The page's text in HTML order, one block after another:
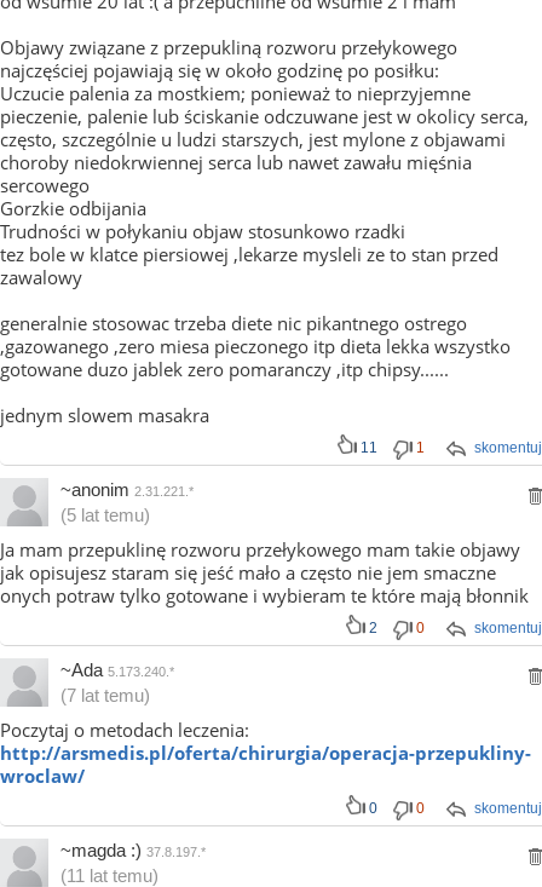
Objawy związane z przepukliną rozworu przełykowego
najczęściej pojawiają się w około godzinę po posiłku:
Uczucie palenia za mostkiem; ponieważ to nieprzyjemne
pieczenie, palenie lub ściskanie odczuwane jest w okolicy serca,
często, szczególnie u ludzi starszych, jest mylone z objawami
choroby niedokrwiennej serca lub nawet zawału mięśnia
sercowego
Gorzkie odbijania
Trudności w połykaniu objaw stosunkowo rzadki
tez bole w klatce piersiowej ,lekarze mysleli ze to stan przed
zawalowy
generalnie stosowac trzeba diete nic pikantnego ostrego
,gazowanego ,zero miesa pieczonego itp dieta lekka wszystko
gotowane duzo jablek zero pomaranczy ,itp chipsy......
jednym slowem masakra
skomentuj
11 1
~anonim 2.31.221.*
(5 lat temu)
Ja mam przepuklinę rozworu przełykowego mam takie objawy
jak opisujesz staram się jeść mało a często nie jem smaczne
onych potraw tylko gotowane i wybieram te które mają błonnik
skomentuj
2 0
~Ada 5.173.240.*
(7 lat temu)
Poczytaj o metodach leczenia:
http://arsmedis.pl/oferta/chirurgia/operacja-przepukliny-
wroclaw/
skomentuj
0 0
~magda :) 37.8.197.*
(11 lat temu)